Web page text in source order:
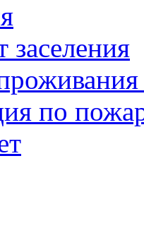
заселения
по